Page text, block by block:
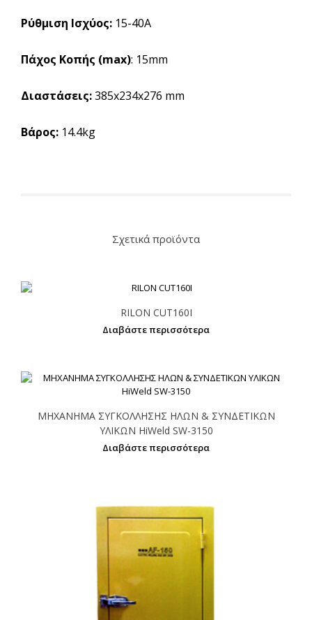
Ρύθμιση Ισχύος: 15-40Α
Πάχος Κοπής (max): 15mm
Διαστάσεις:385x234x276 mm
Βάρος: 14.4kg
Σχετικά προϊόντα
RILON CUT160I
Διαβάστε περισσότερα
ΜΗΧΑΝΗΜΑ ΣΥΓΚΟΛΛΗΣΗΣ ΗΛΩΝ & ΣΥΝΔΕΤΙΚΩΝ
ΥΛΙΚΩΝ HiWeld SW-3150
Διαβάστε περισσότερα